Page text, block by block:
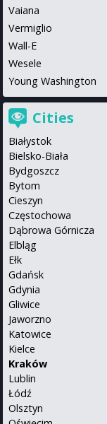
Vaiana
Vermiglio
Wall-E
Wesele
Young Washington
Cities
Białystok
Bielsko-Biała
Bydgoszcz
Bytom
Cieszyn
Częstochowa
Dąbrowa Górnicza
Elbląg
Ełk
Gdańsk
Gdynia
Gliwice
Jaworzno
Katowice
Kielce
Kraków
Lublin
Łódź
Olsztyn